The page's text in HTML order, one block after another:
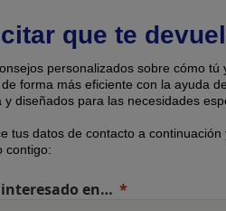
que te
personalizados sobre cómo
forma más eficiente con la ayuda
y diseñados para las necesidades
tus datos de contacto a
contigo:
interesado en…